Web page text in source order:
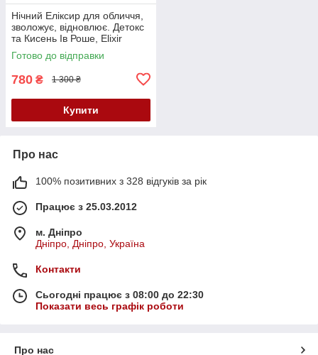
Нічний Еліксир для обличчя,
зволожує, відновлює. Детокс
та Кисень Ів Роше, Elixir
Botanique Yves Rocher, 30 мл
Готово до відправки
780 ₴ 1 300 ₴
Купити
Про нас
100% позитивних з 328 відгуків за рік
Працює з 25.03.2012
м. Дніпро
Дніпро, Дніпро, Україна
Контакти
Сьогодні працює з 08:00 до 22:30
Показати весь графік роботи
Про нас